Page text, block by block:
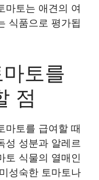
마토는 애견의 여
식품으로 평가됩
토를
점
마토를 급여할 때
성 성분과 알레르
토 식물의 열매인
성숙한 토마토나